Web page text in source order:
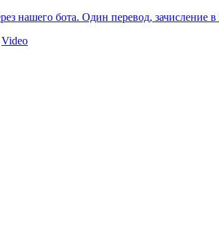
нашего бота. Один перевод, зачисление
Video